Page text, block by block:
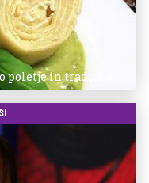
poletje in tradicijo